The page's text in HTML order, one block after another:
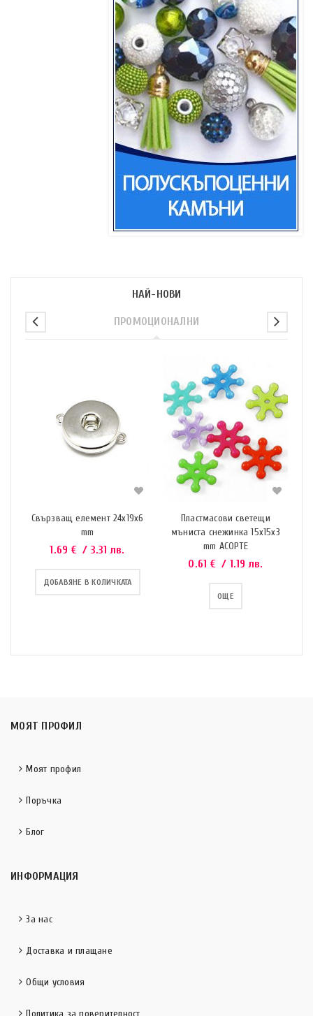
НАЙ-НОВИ
ПРОМОЦИОНАЛНИ
Свързващ елемент 24х19х6
mm
1.69 € / 3.31 лв.
ДОБАВЯНЕ В КОЛИЧКАТА
Пластмасови светещи
мъниста снежинка 15x15x3
mm АСОРТЕ
0.61 € / 1.19 лв.
ОЩЕ
МОЯТ ПРОФИЛ
Моят профил
Поръчка
Блог
ИНФОРМАЦИЯ
За нас
Доставка и плащане
Общи условия